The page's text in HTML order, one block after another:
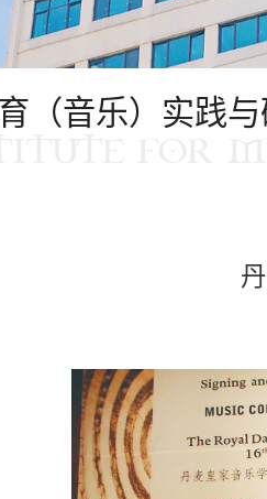
（音乐）实践
FOR